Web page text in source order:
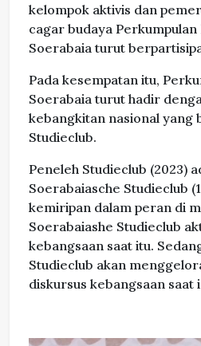
kelompok aktivis dan
cagar budaya
Soerabaia turut
Pada kesempatan itu,
Soerabaia turut hadir
kebangkitan nasional yang
Studieclub.
Peneleh Studieclub (2023)
Soerabaiasche Studieclub
kemiripan dalam peran di
Soerabaiashe Studieclub
kebangsaan saat itu.
Studieclub akan
diskursus kebangsaan saat